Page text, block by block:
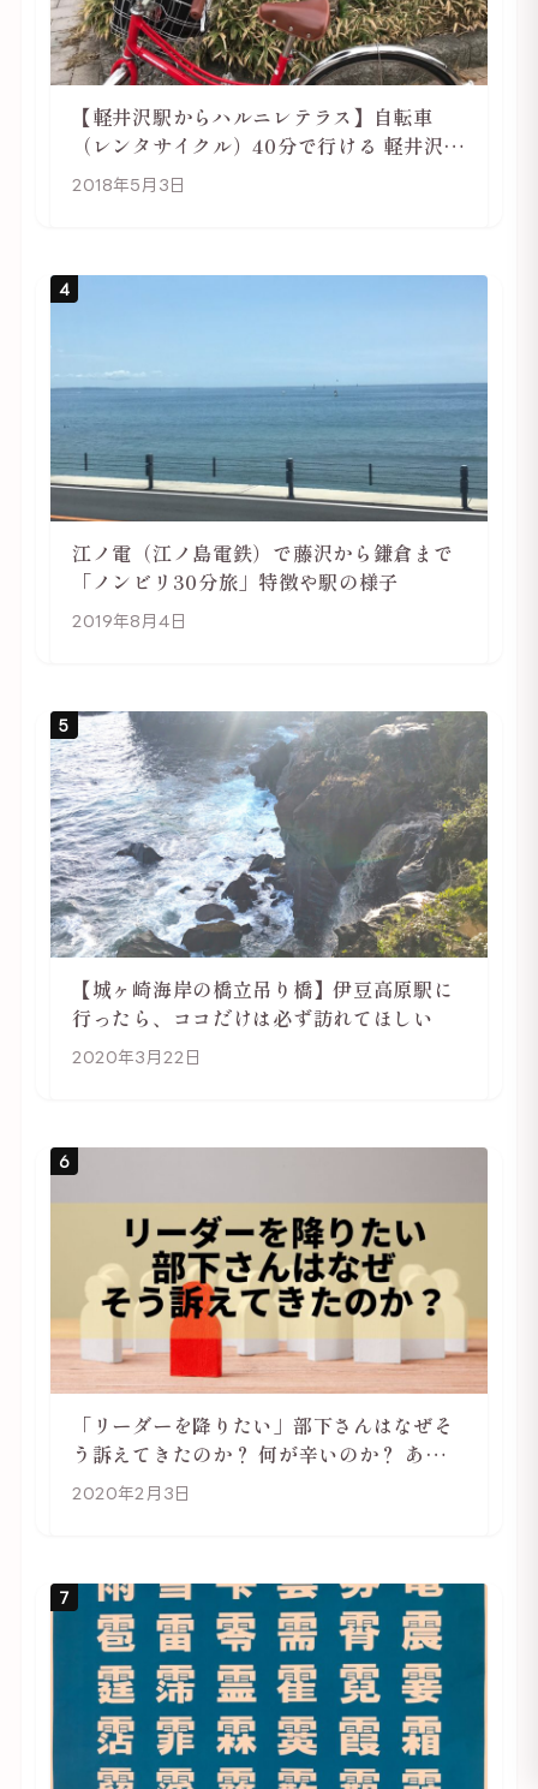
【軽井沢駅からハルニレテラス】自転車
（レンタサイクル）40分で行ける 軽井沢旅
行は自転車利用がおススメ
2018年5月3日
4
江ノ電（江ノ島電鉄）で藤沢から鎌倉まで
「ノンビリ30分旅」特徴や駅の様子
2019年8月4日
5
【城ヶ崎海岸の橋立吊り橋】伊豆高原駅に
行ったら、ココだけは必ず訪れてほしい
2020年3月22日
6
「リーダーを降りたい」部下さんはなぜそ
う訴えてきたのか？ 何が辛いのか？ あらた
めて考えてみる
2020年2月3日
7